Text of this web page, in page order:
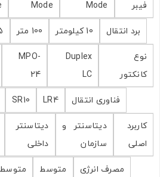
فیبر
Mode
Mode
برد انتقال
10 کیلومتر 100 متر
نوع
کانکتور
Duplex
LC
MPO-
24
فناوری انتقال
LR4
SR10
کاربرد
اصلی
دیتاسنتر و
سازمان
دیتاسنتر
داخلی
مصرف انرژی متوسط متوسط